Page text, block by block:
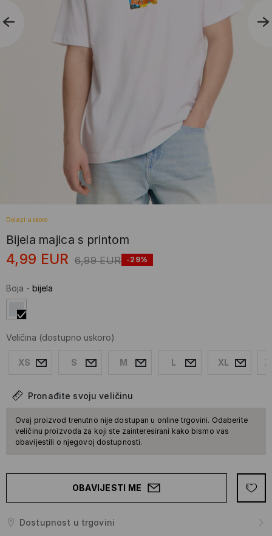
Dolazi uskoro
Bijela majica s printom
4,99 EUR 6,99 EUR -29%
Boja - bijela
Veličina (dostupno uskoro)
XS S M L XL
Pronađite svoju veličinu
Ovaj proizvod trenutno nije dostupan u online trgovini. Odaberite
veličinu proizvoda za koji ste zainteresirani kako bismo vas
obavijestili o njegovoj dostupnosti.
OBAVIJESTI ME
Dostupnost u trgovini